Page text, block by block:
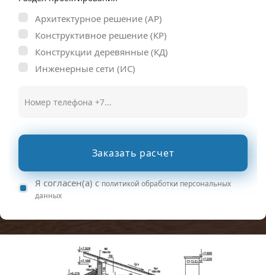
Архитектурное решение (АР)
Конструктивное решение (КР)
Конструкции деревянные (КД)
Инженерные сети (ИС)
Заказать расчет
Я согласен(а) сполитикой обработки персональных
данных